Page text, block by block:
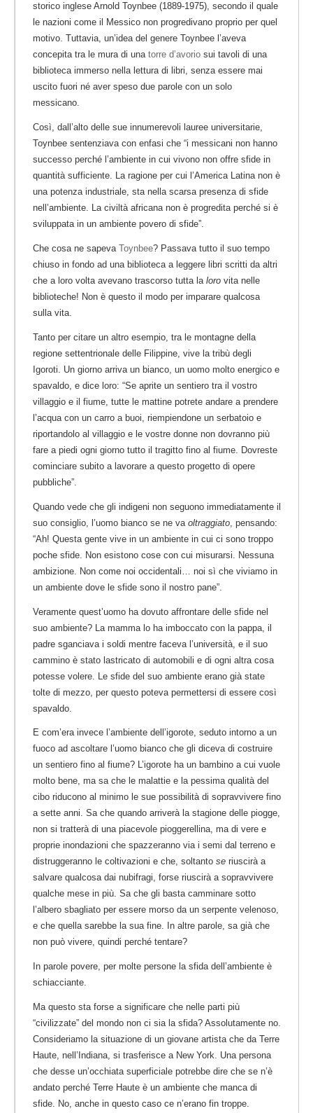
storico inglese Arnold Toynbee (1889-1975), secondo il quale
le nazioni come il Messico non progredivano proprio per quel
motivo. Tuttavia, un’idea del genere Toynbee l’aveva
concepita tra le mura di una torre d’avorio sui tavoli di una
biblioteca immerso nella lettura di libri, senza essere mai
uscito fuori né aver speso due parole con un solo
messicano.
Così, dall’alto delle sue innumerevoli lauree universitarie,
Toynbee sentenziava con enfasi che “i messicani non hanno
successo perché l’ambiente in cui vivono non offre sfide in
quantità sufficiente. La ragione per cui l’America Latina non è
una potenza industriale, sta nella scarsa presenza di sfide
nell’ambiente. La civiltà africana non è progredita perché si è
sviluppata in un ambiente povero di sfide”.
Che cosa ne sapeva Toynbee? Passava tutto il suo tempo
chiuso in fondo ad una biblioteca a leggere libri scritti da altri
che a loro volta avevano trascorso tutta la loro vita nelle
biblioteche! Non è questo il modo per imparare qualcosa
sulla vita.
Tanto per citare un altro esempio, tra le montagne della
regione settentrionale delle Filippine, vive la tribù degli
Igoroti. Un giorno arriva un bianco, un uomo molto energico e
spavaldo, e dice loro: “Se aprite un sentiero tra il vostro
villaggio e il fiume, tutte le mattine potrete andare a prendere
l’acqua con un carro a buoi, riempiendone un serbatoio e
riportandolo al villaggio e le vostre donne non dovranno più
fare a piedi ogni giorno tutto il tragitto fino al fiume. Dovreste
cominciare subito a lavorare a questo progetto di opere
pubbliche”.
Quando vede che gli indigeni non seguono immediatamente il
suo consiglio, l’uomo bianco se ne va oltraggiato , pensando:
“Ah! Questa gente vive in un ambiente in cui ci sono troppo
poche sfide. Non esistono cose con cui misurarsi. Nessuna
ambizione. Non come noi occidentali… noi sì che viviamo in
un ambiente dove le sfide sono il nostro pane”.
Veramente quest’uomo ha dovuto affrontare delle sfide nel
suo ambiente? La mamma lo ha imboccato con la pappa, il
padre sganciava i soldi mentre faceva l’università, e il suo
cammino è stato lastricato di automobili e di ogni altra cosa
potesse volere. Le sfide del suo ambiente erano già state
tolte di mezzo, per questo poteva permettersi di essere così
spavaldo.
E com’era invece l’ambiente dell’igorote, seduto intorno a un
fuoco ad ascoltare l’uomo bianco che gli diceva di costruire
un sentiero fino al fiume? L’igorote ha un bambino a cui vuole
molto bene, ma sa che le malattie e la pessima qualità del
cibo riducono al minimo le sue possibilità di sopravvivere fino
a sette anni. Sa che quando arriverà la stagione delle piogge,
non si tratterà di una piacevole pioggerellina, ma di vere e
proprie inondazioni che spazzeranno via i semi dal terreno e
distruggeranno le coltivazioni e che, soltanto se riuscirà a
salvare qualcosa dai nubifragi, forse riuscirà a sopravvivere
qualche mese in più. Sa che gli basta camminare sotto
l’albero sbagliato per essere morso da un serpente velenoso,
e che quella sarebbe la sua fine. In altre parole, sa già che
non può vivere, quindi perché tentare?
In parole povere, per molte persone la sfida dell’ambiente è
schiacciante.
Ma questo sta forse a significare che nelle parti più
“civilizzate” del mondo non ci sia la sfida? Assolutamente no.
Consideriamo la situazione di un giovane artista che da Terre
Haute, nell’Indiana, si trasferisce a New York. Una persona
che desse un’occhiata superficiale potrebbe dire che se n’è
andato perché Terre Haute è un ambiente che manca di
sfide. No, anche in questo caso ce n’erano fin troppe.